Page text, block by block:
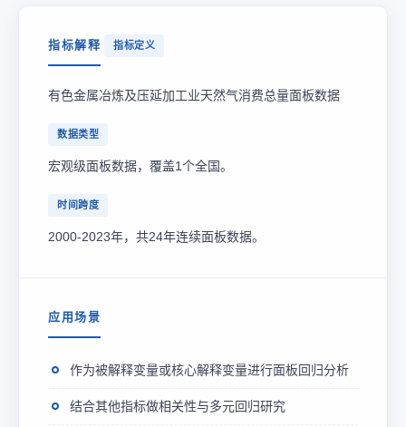
指标解释 指标定义
有色金属冶炼及压延加工业天然气消费总量面板数据
数据类型
宏观级面板数据，覆盖1个全国。
时间跨度
2000-2023年，共24年连续面板数据。
应用场景
作为被解释变量或核心解释变量进行面板回归分析
结合其他指标做相关性与多元回归研究